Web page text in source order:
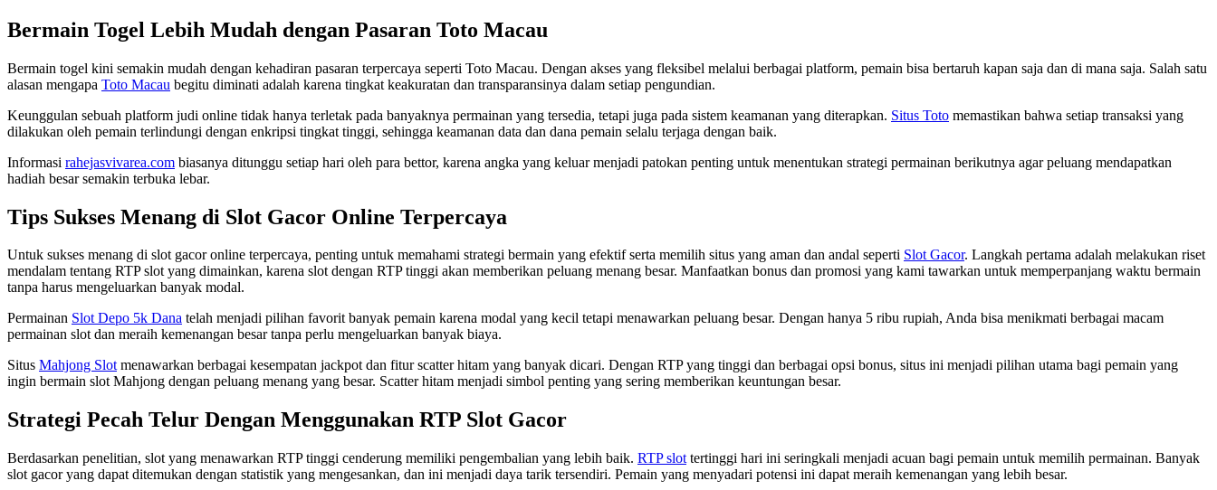
Bermain Togel Lebih Mudah dengan Pasaran Toto Macau
Bermain togel kini semakin mudah dengan kehadiran pasaran terpercaya seperti Toto Macau. Dengan akses yang fleksibel melalui berbagai platform, pemain bisa bertaruh kapan saja dan di mana saja. Salah satu
alasan mengapa Toto Macau begitu diminati adalah karena tingkat keakuratan dan transparansinya dalam setiap pengundian.
Keunggulan sebuah platform judi online tidak hanya terletak pada banyaknya permainan yang tersedia, tetapi juga pada sistem keamanan yang diterapkan. Situs Toto memastikan bahwa setiap transaksi yang
dilakukan oleh pemain terlindungi dengan enkripsi tingkat tinggi, sehingga keamanan data dan dana pemain selalu terjaga dengan baik.
Informasi rahejasvivarea.com biasanya ditunggu setiap hari oleh para bettor, karena angka yang keluar menjadi patokan penting untuk menentukan strategi permainan berikutnya agar peluang mendapatkan
hadiah besar semakin terbuka lebar.
Tips Sukses Menang di Slot Gacor Online Terpercaya
Untuk sukses menang di slot gacor online terpercaya, penting untuk memahami strategi bermain yang efektif serta memilih situs yang aman dan andal seperti Slot Gacor. Langkah pertama adalah melakukan riset
mendalam tentang RTP slot yang dimainkan, karena slot dengan RTP tinggi akan memberikan peluang menang besar. Manfaatkan bonus dan promosi yang kami tawarkan untuk memperpanjang waktu bermain
tanpa harus mengeluarkan banyak modal.
Permainan Slot Depo 5k Dana telah menjadi pilihan favorit banyak pemain karena modal yang kecil tetapi menawarkan peluang besar. Dengan hanya 5 ribu rupiah, Anda bisa menikmati berbagai macam
permainan slot dan meraih kemenangan besar tanpa perlu mengeluarkan banyak biaya.
Situs Mahjong Slotmenawarkan berbagai kesempatan jackpot dan fitur scatter hitam yang banyak dicari. Dengan RTP yang tinggi dan berbagai opsi bonus, situs ini menjadi pilihan utama bagi pemain yang
ingin bermain slot Mahjong dengan peluang menang yang besar. Scatter hitam menjadi simbol penting yang sering memberikan keuntungan besar.
Strategi Pecah Telur Dengan Menggunakan RTP Slot Gacor
Berdasarkan penelitian, slot yang menawarkan RTP tinggi cenderung memiliki pengembalian yang lebih baik. RTP slot tertinggi hari ini seringkali menjadi acuan bagi pemain untuk memilih permainan. Banyak
slot gacor yang dapat ditemukan dengan statistik yang mengesankan, dan ini menjadi daya tarik tersendiri. Pemain yang menyadari potensi ini dapat meraih kemenangan yang lebih besar.